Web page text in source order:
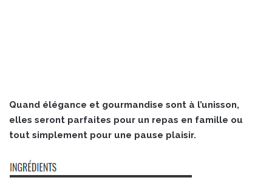
Quand élégance et gourmandise sont à l’unisson,
elles seront parfaites pour un repas en famille ou
tout simplement pour une pause plaisir.